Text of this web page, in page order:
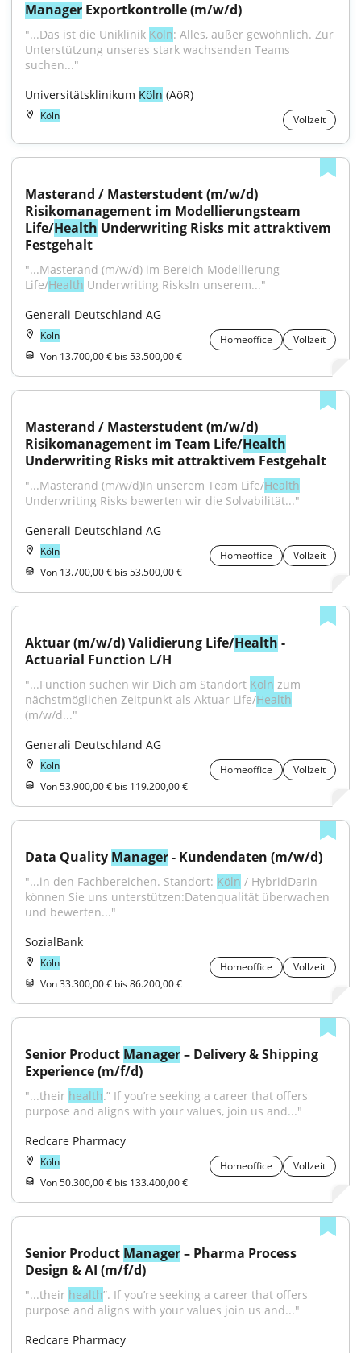
Manager Exportkontrolle (m/w/d)
"...Das ist die Uniklinik Köln: Alles, außer gewöhnlich. Zur
Unterstützung unseres stark wachsenden Teams
suchen..."
Universitätsklinikum Köln (AöR)
Köln Vollzeit
Masterand / Masterstudent (m/w/d)
Risikomanagement im Modellierungsteam
Life/Health Underwriting Risks mit attraktivem
Festgehalt
"...Masterand (m/w/d) im Bereich Modellierung
Life/Health Underwriting RisksIn unserem..."
Generali Deutschland AG
Köln Homeoffice
Vollzeit
Von 13.700,00 € bis 53.500,00 €
Masterand / Masterstudent (m/w/d)
Risikomanagement im Team Life/Health
Underwriting Risks mit attraktivem Festgehalt
"...Masterand (m/w/d)In unserem Team Life/Health
Underwriting Risks bewerten wir die Solvabilität..."
Generali Deutschland AG
Köln Homeoffice
Vollzeit
Von 13.700,00 € bis 53.500,00 €
Aktuar (m/w/d) Validierung Life/Health -
Actuarial Function L/H
"...Function suchen wir Dich am Standort Köln zum
nächstmöglichen Zeitpunkt als Aktuar Life/Health
(m/w/d..."
Generali Deutschland AG
Köln Homeoffice
Vollzeit
Von 53.900,00 € bis 119.200,00 €
Data Quality Manager - Kundendaten (m/w/d)
"...in den Fachbereichen. Standort: Köln / HybridDarin
können Sie uns unterstützen:Datenqualität überwachen
und bewerten..."
SozialBank
Köln Homeoffice
Vollzeit
Von 33.300,00 € bis 86.200,00 €
Senior Product Manager – Delivery & Shipping
Experience (m/f/d)
"...their health.” If you’re seeking a career that offers
purpose and aligns with your values, join us and..."
Redcare Pharmacy
Köln Homeoffice
Vollzeit
Von 50.300,00 € bis 133.400,00 €
Senior Product Manager – Pharma Process
Design & AI (m/f/d)
"...their health”. If you’re seeking a career that offers
purpose and aligns with your values join us and..."
Redcare Pharmacy